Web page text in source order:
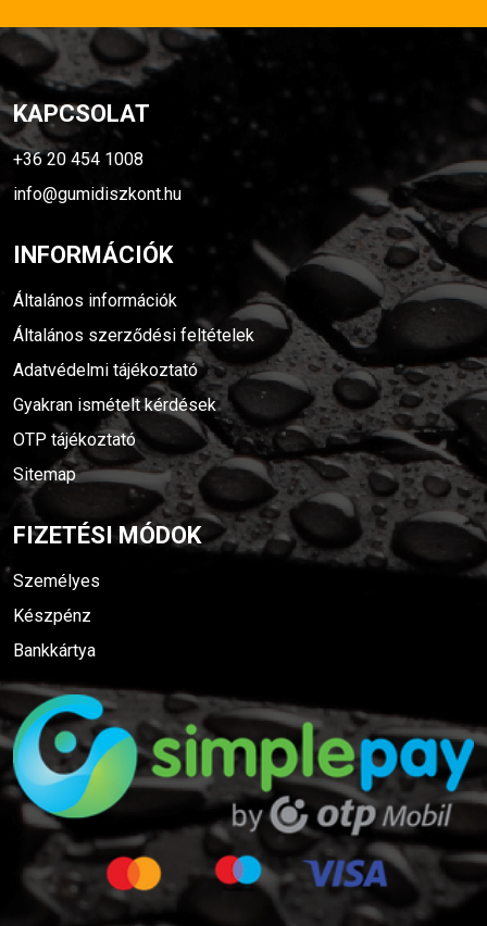
KAPCSOLAT
+36 20 454 1008
info@gumidiszkont.hu
INFORMÁCIÓK
Általános információk
Általános szerződési feltételek
Adatvédelmi tájékoztató
Gyakran ismételt kérdések
OTP tájékoztató
Sitemap
FIZETÉSI MÓDOK
Személyes
Készpénz
Bankkártya